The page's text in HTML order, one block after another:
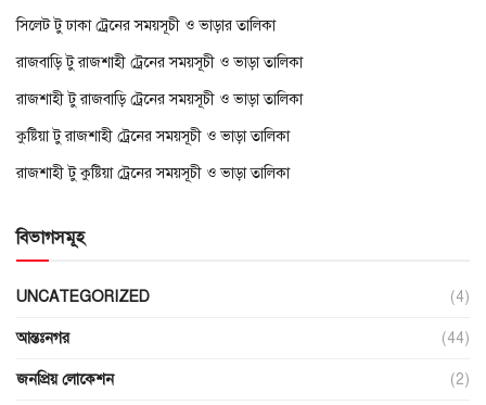
সিলেট টু ঢাকা ট্রেনের সময়সূচী ও ভাড়ার তালিকা
রাজবাড়ি টু রাজশাহী ট্রেনের সময়সূচী ও ভাড়া তালিকা
রাজশাহী টু রাজবাড়ি ট্রেনের সময়সূচী ও ভাড়া তালিকা
কুষ্টিয়া টু রাজশাহী ট্রেনের সময়সূচী ও ভাড়া তালিকা
রাজশাহী টু কুষ্টিয়া ট্রেনের সময়সূচী ও ভাড়া তালিকা
বিভাগসমূহ
UNCATEGORIZED (4)
আন্তঃনগর (44)
জনপ্রিয় লোকেশন (2)